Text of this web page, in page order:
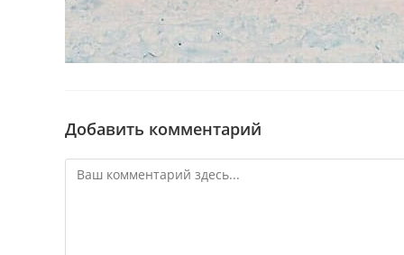
Добавить комментарий
Комментарий